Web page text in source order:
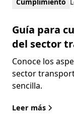
Cumplimiento
Guía para
del sector
Conoce los
sector
sencilla.
Leer más